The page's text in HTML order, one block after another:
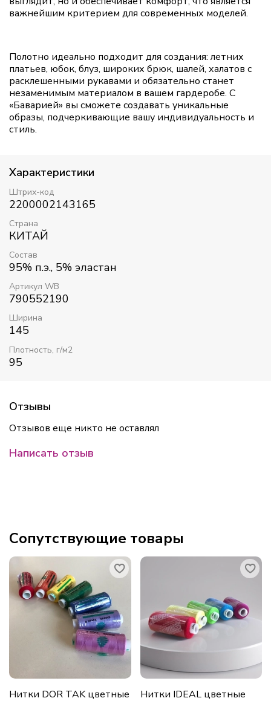
важнейшим критерием для современных моделей.
Полотно идеально подходит для создания: летних
платьев, юбок, блуз, широких брюк, шалей, халатов с
расклешенными рукавами и обязательно станет
незаменимым материалом в вашем гардеробе. С
«Баварией» вы сможете создавать уникальные
образы, подчеркивающие вашу индивидуальность и
стиль.
Характеристики
Штрих-код
2200002143165
Страна
КИТАЙ
Состав
95% п.э., 5% эластан
Артикул WB
790552190
Ширина
145
Плотность, г/м2
95
Отзывы
Отзывов еще никто не оставлял
Написать отзыв
Сопутствующие товары
Нитки DOR TAK цветные
Нитки IDEAL цветные